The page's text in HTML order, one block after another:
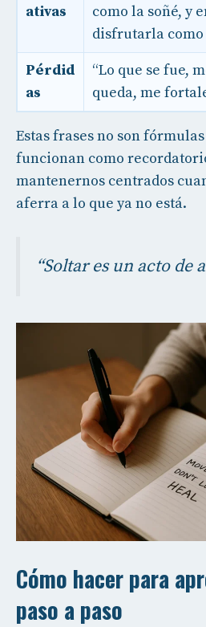
ativas
como la soñé, y
disfrutarla como
Pérdid
as
“Lo que se fue,
queda, me
Estas frases no son
funcionan como
mantenernos centrados
aferra a lo que ya no está.
“Soltar es un acto de
Cómo hacer para
paso a paso